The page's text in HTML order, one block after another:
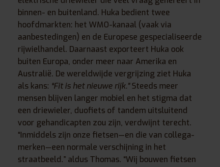
binnen- en buitenland. Huka bedient twee
hoofdmarkten: het WMO-kanaal (vaak via
aanbestedingen) en de Europese gespecialiseerde
rijwielhandel. Daarnaast exporteert Huka ook
buiten Europa, onder meer naar Amerika en
Australië. De wereldwijde vergrijzing ziet Huka
als kans: “Fit is het nieuwe rijk.”Steeds meer
mensen blijven langer mobiel en het stigma dat
een driewieler, duofiets of tandem uitsluitend
voor gehandicapten zou zijn, verdwijnt terecht.
“Inmiddels zijn onze fietsen—en die van collega-
merken—een normale verschijning in het
straatbeeld.” aldus Thomas. “Wij bouwen fietsen